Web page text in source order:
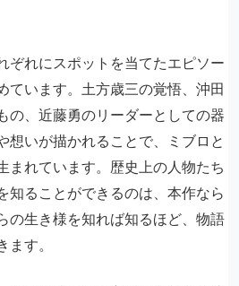
ぞれにスポットを当てたエピソー
ています。土方歳三の覚悟、沖田
の、近藤勇のリーダーとしての器
いが描かれることで、ミブロと
まれています。歴史上の人物たち
知ることができるのは、本作なら
の生き様を知れば知るほど、物語
す。